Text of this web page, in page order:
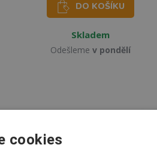
DO KOŠÍKU
Skladem
Odešleme v pondělí
cookies